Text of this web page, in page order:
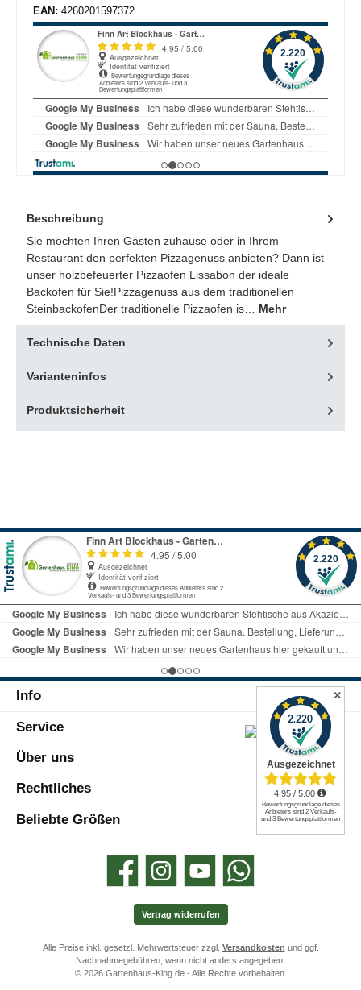
EAN: 4260201597372
Beschreibung
Sie möchten Ihren Gästen zuhause oder in Ihrem
Restaurant den perfekten Pizzagenuss anbieten? Dann ist
unser holzbefeuerter Pizzaofen Lissabon der ideale
Backofen für Sie!Pizzagenuss aus dem traditionellen
SteinbackofenDer traditionelle Pizzaofen is… Mehr
Technische Daten
Varianteninfos
Produktsicherheit
Info
Service
Über uns
Rechtliches
Beliebte Größen
Facebook Instagram YouTube WhatsApp
Vertrag widerrufen
Alle Preise inkl. gesetzl. Mehrwertsteuer zzgl. Versandkosten und ggf.
Nachnahmegebühren, wenn nicht anders angegeben.
© 2026 Gartenhaus-King.de - Alle Rechte vorbehalten.
✕